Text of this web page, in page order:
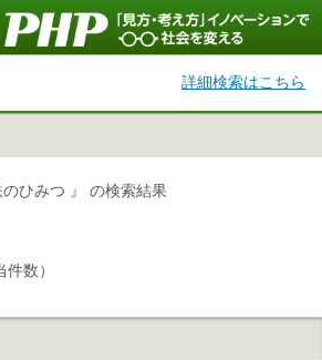
詳細検索はこちら
ひみつ 』 の検索結果
数）